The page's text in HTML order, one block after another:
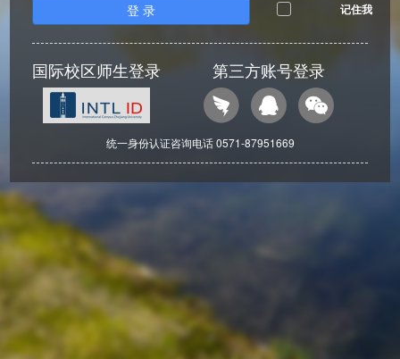
登 录 记住我
国际校区师生登录 第三方账号登录
统一身份认证咨询电话 0571-87951669